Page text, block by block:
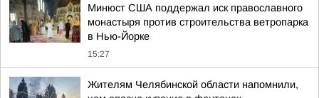
Минюст США поддержал иск православного
монастыря против строительства ветропарка
в Нью-Йорке
15:27
Жителям Челябинской области напомнили,